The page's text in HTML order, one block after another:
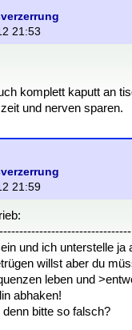
21:53
komplett kaputt an
und nerven sparen.
21:59
und ich unterstelle ja
willst aber du
leben und
abhaken!
bitte so falsch?